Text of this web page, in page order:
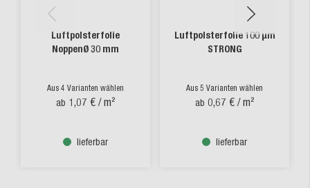
Luftpolsterfolie
NoppenØ 30 mm
Aus 4 Varianten wählen
ab 1,07 € / m²
lieferbar
Luftpolsterfolie 100 µm
STRONG
Aus 5 Varianten wählen
ab 0,67 € / m²
lieferbar